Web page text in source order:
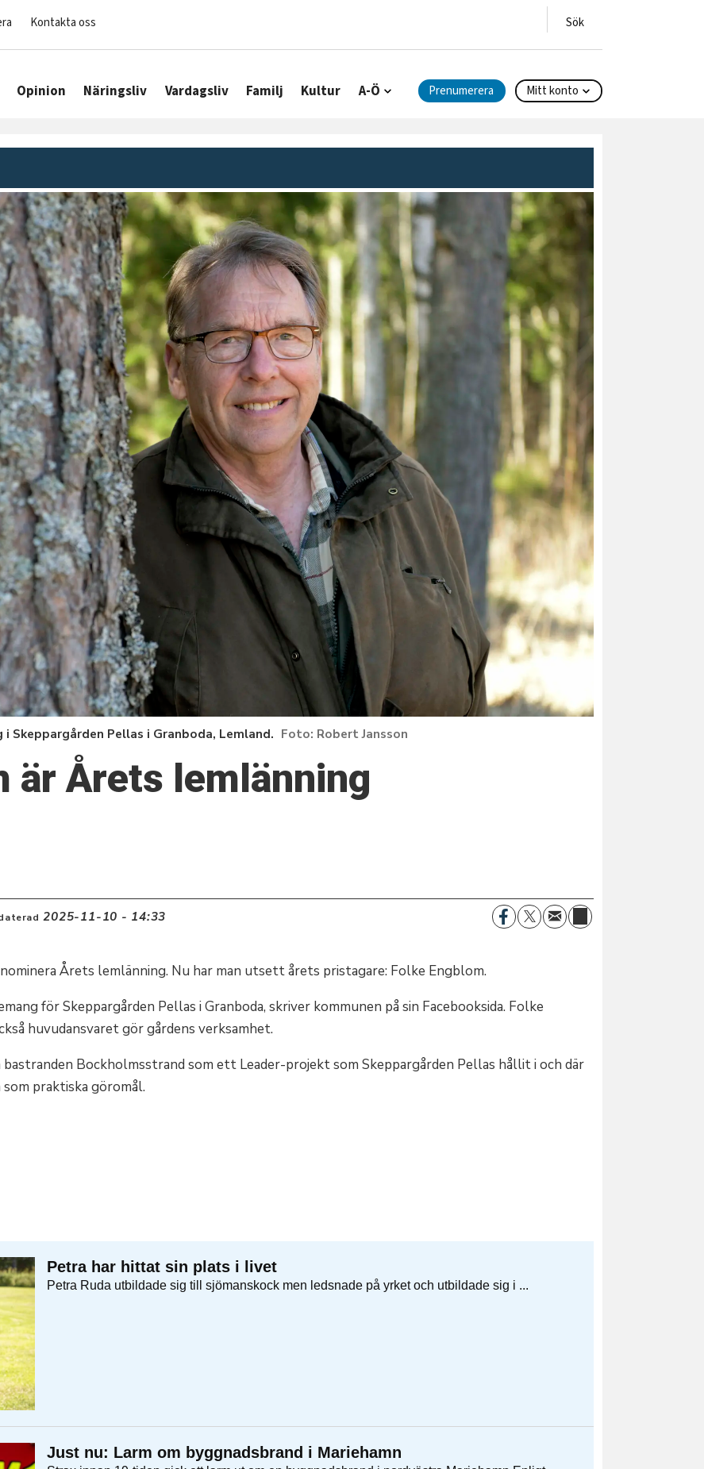
Kontakta oss
Opinion Näringsliv Vardagsliv Familj Kultur A-Ö Prenumerera Mitt konto
Skeppargården Pellas i Granboda, Lemland. Robert Jansson
är Årets lemlänning
2025-11-10 - 14:33
Årets lemlänning. Nu har man utsett årets pristagare: Folke Engblom.
för Skeppargården Pellas i Granboda, skriver kommunen på sin Facebooksida. Folke
huvudansvaret gör gårdens verksamhet.
bastranden Bockholmsstrand som ett Leader-projekt som Skeppargården Pellas hållit i och där
praktiska göromål.